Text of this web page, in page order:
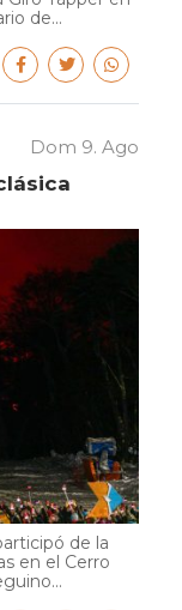
de...
Dom 9. Ago
de la
en el Cerro